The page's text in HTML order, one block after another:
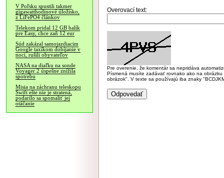
V Poľsku spustili takmer
gigawatthodinové úložisko,
z LiFePO4 článkov
Telekom pridal 12 GB balík
pre Easy, chce zaň 12 eur
Súd zakázal samojazdiacim
Google taxíkom dobíjanie v
noci, rušili obyvateľov
NASA na diaľku na sonde
Voyager 2 úspešne znížila
spotrebu
Misia na záchranu teleskopu
Swift ešte nie je stratená,
podarilo sa spomaliť jej
otáčanie
Overovací text:
Pre overenie, že komentár sa nepridáva
Písmená musíte zadávať rovnako ako na
obrázok". V texte sa používajú iba znaky